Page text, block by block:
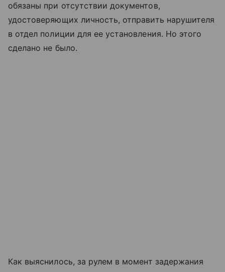
обязаны при отсутствии документов,
удостоверяющих личность, отправить нарушителя
в отдел полиции для ее установления. Но этого
сделано не было.
Как выяснилось, за рулем в момент задержания